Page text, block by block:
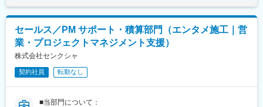
※主な業務は備品管理、現場管理となります
※展示会やイベント、学会や企業説明会など実施されるイベントは
様々です。様々な顧客と関わるながらご自身のスキルや経験を伸
ばしていくことが可能です
■組織体制
社員5名(60代3名・50代1名・20代1名／男性)＋派遣社員1名(女
性)
セールス／PM サポート・積算部門（エンタメ施工｜営
業・プロジェクトマネジメント支援）
株式会社センクシャ
契約社員 転勤なし
■当部門について：